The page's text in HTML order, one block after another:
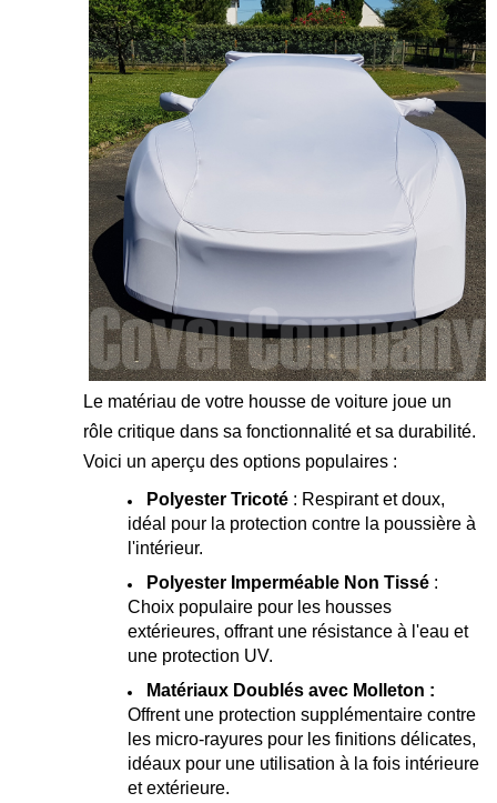
Le matériau de votre housse de voiture joue un
rôle critique dans sa fonctionnalité et sa durabilité.
Voici un aperçu des options populaires :
Polyester Tricoté : Respirant et doux,
idéal pour la protection contre la poussière à
l'intérieur.
Polyester Imperméable Non Tissé :
Choix populaire pour les housses
extérieures, offrant une résistance à l'eau et
une protection UV.
Matériaux Doublés avec Molleton :
Offrent une protection supplémentaire contre
les micro-rayures pour les finitions délicates,
idéaux pour une utilisation à la fois intérieure
et extérieure.